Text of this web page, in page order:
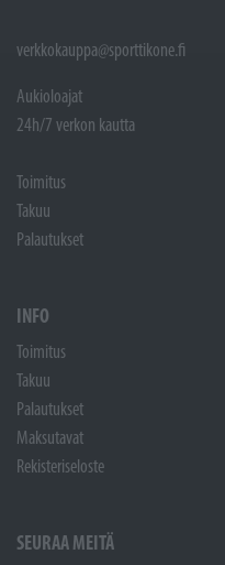
verkkokauppa@sporttikone.fi
Aukioloajat
24h/7 verkon kautta
Toimitus
Takuu
Palautukset
INFO
Toimitus
Takuu
Palautukset
Maksutavat
Rekisteriseloste
SEURAA MEITÄ